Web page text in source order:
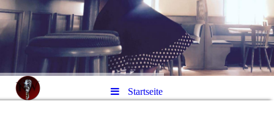
Startseite